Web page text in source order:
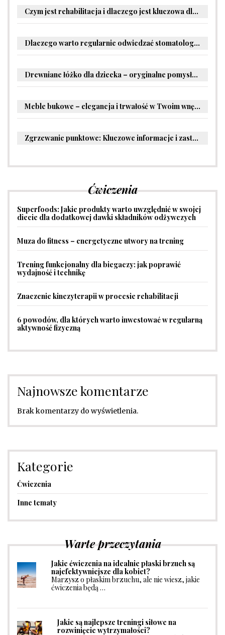
Czym jest rehabilitacja i dlaczego jest kluczowa dla powrotu do zdrowia?
Dlaczego warto regularnie odwiedzać stomatologa?
Drewniane łóżko dla dziecka – oryginalne pomysły na aranżację pokoju malucha
Meble bukowe – elegancja i trwałość w Twoim wnętrzu
Zgrzewanie punktowe: Kluczowe informacje i zastosowania w przemyśle
Ćwiczenia
Superfoods: Jakie produkty warto uwzględnić w swojej
diecie dla dodatkowej dawki składników odżywczych
Muza do fitness – energetyczne utwory na trening
Trening funkcjonalny dla biegaczy: jak poprawić
wydajność i technikę
Znaczenie kinezyterapii w procesie rehabilitacji
6 powodów, dla których warto inwestować w regularną
aktywność fizyczną
Najnowsze komentarze
Brak komentarzy do wyświetlenia.
Kategorie
Ćwiczenia
Inne tematy
Warte przeczytania
Jakie ćwiczenia na idealnie płaski brzuch są
najefektywniejsze dla kobiet?
Marzysz o płaskim brzuchu, ale nie wiesz, jakie
ćwiczenia będą …
Jakie są najlepsze treningi siłowe na
rozwinięcie wytrzymałości?